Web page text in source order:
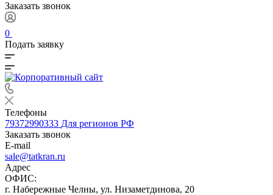
Заказать звонок
0
Подать заявку
Телефоны
79372990333 Для регионов РФ
Заказать звонок
E-mail
sale@tatkran.ru
Адрес
ОФИС:
г. Набережные Челны, ул. Низаметдинова, 20